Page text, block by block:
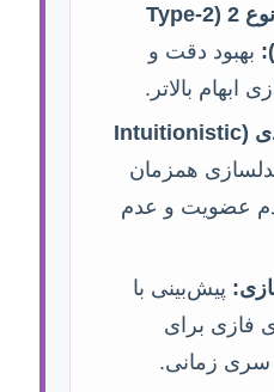
سیستم‌های فازی نوع 2 (Type-2
بهبود دقت و
ابهام بالاتر.
منطق فازی شهودی (Intuitionistic
همزمان
عضویت و عدم
پیش‌بینی با
فازی برای
سری زمانی.